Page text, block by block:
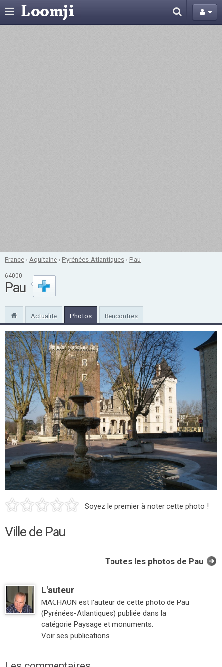
France › Aquitaine ›Pyrénées-Atlantiques ›Pau
64000
Pau
Actualité Photos Rencontres
Soyez le premier à noter cette photo !
Ville de Pau
Toutes les photos de Pau
L'auteur
MACHAON est l'auteur de cette photo de Pau
(Pyrénées-Atlantiques) publiée dans la
catégorie Paysage et monuments.
Voir ses publications